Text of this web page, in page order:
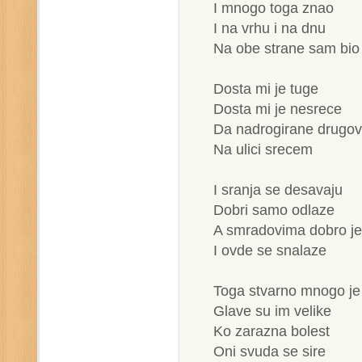
I mnogo toga znao
I na vrhu i na dnu
Na obe strane sam bio
Dosta mi je tuge
Dosta mi je nesrece
Da nadrogirane
Na ulici srecem
I sranja se desavaju
Dobri samo odlaze
A smradovima dobro je
I ovde se snalaze
Toga stvarno mnogo je
Glave su im velike
Ko zarazna bolest
Oni svuda se sire